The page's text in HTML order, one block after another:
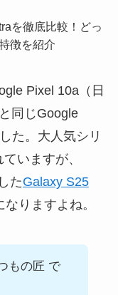
Pixel 10a（日
同じGoogle
た。大人気シリ
いますが、
たGalaxy S25
りますよね。
もの匠 で